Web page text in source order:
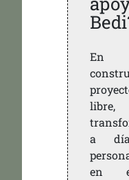
En
libre,
a
en